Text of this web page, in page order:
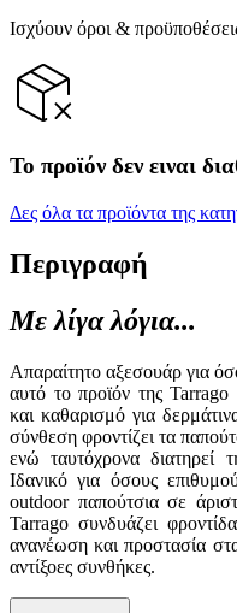
Ισχύουν όροι &
Το προϊόν δεν ειναι
Δες όλα τα προϊόντα της
Περιγραφή
Με λίγα λόγια...
Απαραίτητο αξεσουάρ για
αυτό το προϊόν της Tarrago
και καθαρισμό για
σύνθεση φροντίζει τα
ενώ ταυτόχρονα
Ιδανικό για όσους
outdoor παπούτσια σε
Tarrago συνδυάζει
ανανέωση και προστασία
αντίξοες συνθήκες.